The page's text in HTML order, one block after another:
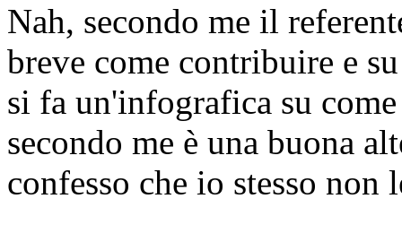
Nah, secondo me il
breve come contribuire e
si fa un'infografica su
secondo me è una buona
confesso che io stesso non